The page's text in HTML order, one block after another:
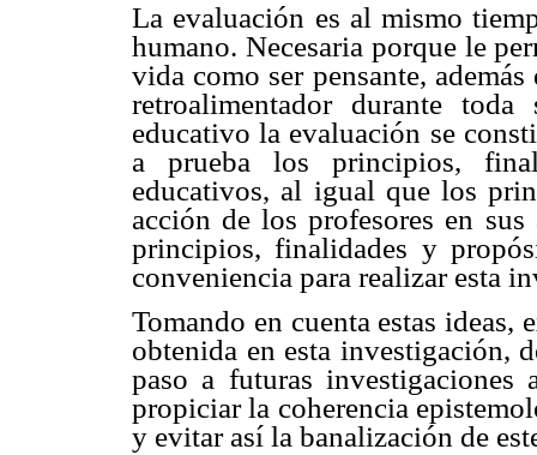
La evaluación es al mismo
humano. Necesaria porque le
vida como ser pensante,
retroalimentador durante
educativo la evaluación se
a prueba los principios,
educativos, al igual que los
acción de los profesores en
principios, finalidades y
conveniencia para realizar esta
Tomando en cuenta estas
obtenida en esta investigación,
paso a futuras
propiciar la coherencia
y evitar así la banalización de